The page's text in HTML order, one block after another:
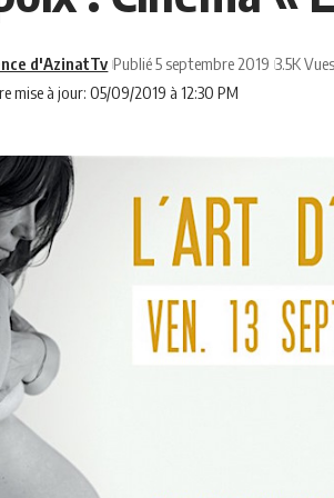
mise à jour: 05/09/2019 à 12:30 PM
d'AzinatTv Publié 5 septembre 2019 3.5K